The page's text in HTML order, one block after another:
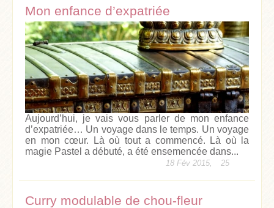
Mon enfance d’expatriée
Aujourd’hui, je vais vous parler de mon enfance
d’expatriée… Un voyage dans le temps. Un voyage
en mon cœur. Là où tout a commencé. Là où la
magie Pastel a débuté, a été ensemencée dans...
18 Fév 2015, 25
Curry modulable de chou-fleur